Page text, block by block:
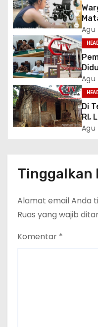
Agu
Agu
Di
RI,
Agu
Tinggalkan
Alamat email Anda
Ruas yang wajib
Komentar *